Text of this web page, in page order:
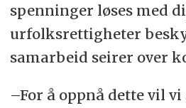
spenninger løses med
urfolksrettigheter
samarbeid seirer over
–For å oppnå dette vil